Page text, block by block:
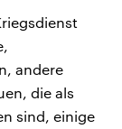
andere
die als
sind, einige